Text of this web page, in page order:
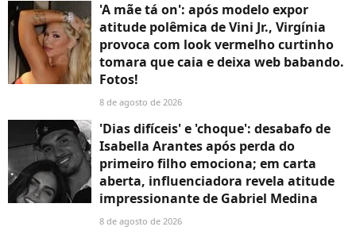
'A mãe tá on': após modelo expor
atitude polêmica de Vini Jr., Virgínia
provoca com look vermelho curtinho
tomara que caia e deixa web babando.
Fotos!
8 de agosto de 2026
'Dias difíceis' e 'choque': desabafo de
Isabella Arantes após perda do
primeiro filho emociona; em carta
aberta, influenciadora revela atitude
impressionante de Gabriel Medina
8 de agosto de 2026